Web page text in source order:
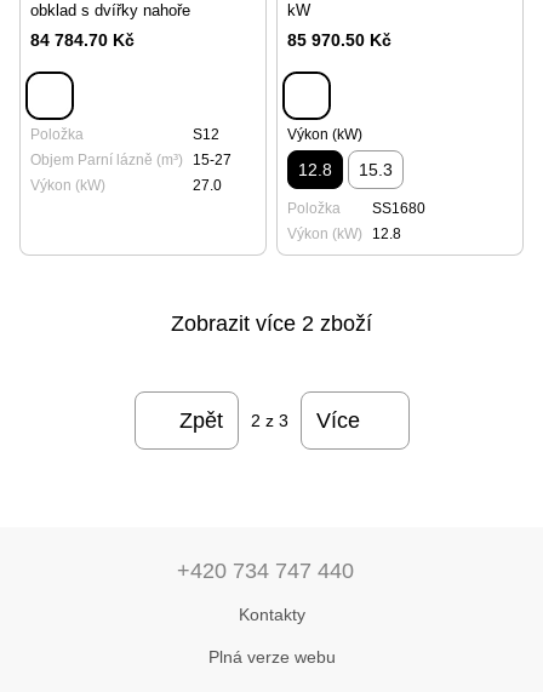
obklad s dvířky nahoře
84 784.70 Kč
Položka
S12
Objem Parní lázně (m³)
15-27
Výkon (kW)
27.0
kW
85 970.50 Kč
Výkon (kW)
12.8 15.3
Položka
SS1680
Výkon (kW)
12.8
Zobrazit více 2 zboží
Zpět 2 z 3 Více
+420 734 747 440
Kontakty
Plná verze webu